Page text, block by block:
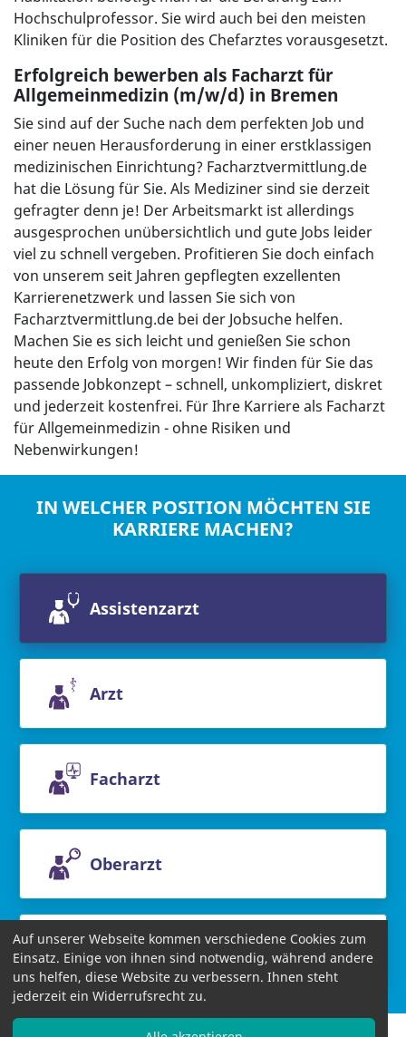
Hochschulprofessor. Sie wird auch bei den meisten
Kliniken für die Position des Chefarztes vorausgesetzt.
Erfolgreich bewerben als Facharzt für
Allgemeinmedizin (m/w/d) in Bremen
Sie sind auf der Suche nach dem perfekten Job und
einer neuen Herausforderung in einer erstklassigen
medizinischen Einrichtung? Facharztvermittlung.de
hat die Lösung für Sie. Als Mediziner sind sie derzeit
gefragter denn je! Der Arbeitsmarkt ist allerdings
ausgesprochen unübersichtlich und gute Jobs leider
viel zu schnell vergeben. Profitieren Sie doch einfach
von unserem seit Jahren gepflegten exzellenten
Karrierenetzwerk und lassen Sie sich von
Facharztvermittlung.de bei der Jobsuche helfen.
Machen Sie es sich leicht und genießen Sie schon
heute den Erfolg von morgen! Wir finden für Sie das
passende Jobkonzept – schnell, unkompliziert, diskret
und jederzeit kostenfrei. Für Ihre Karriere als Facharzt
für Allgemeinmedizin - ohne Risiken und
Nebenwirkungen!
IN WELCHER POSITION MÖCHTEN SIE
KARRIERE MACHEN?
Assistenzarzt
Arzt
Facharzt
Oberarzt
Chefarzt
Auf unserer Webseite kommen verschiedene Cookies zum
Einsatz. Einige von ihnen sind notwendig, während andere
uns helfen, diese Website zu verbessern. Ihnen steht
jederzeit ein Widerrufsrecht zu.